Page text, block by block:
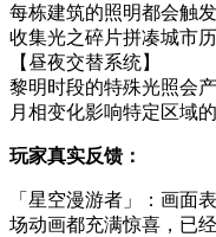
每栋建筑的照明都会触
收集光之碎片拼凑城市
【昼夜交替系统】
黎明时段的特殊光照会
月相变化影响特定区域
玩家真实反馈：
「星空漫游者」：画面
场动画都充满惊喜，已